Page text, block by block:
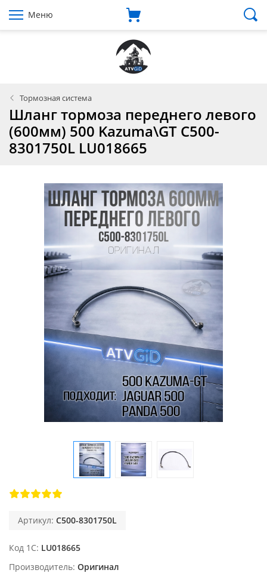
Меню
Тормозная система
Шланг тормоза переднего левого
(600мм) 500 Kazuma\GT C500-
8301750L LU018665
Артикул: C500-8301750L
Код 1С LU018665
Производитель Оригинал